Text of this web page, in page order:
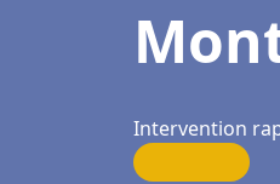
Intervention